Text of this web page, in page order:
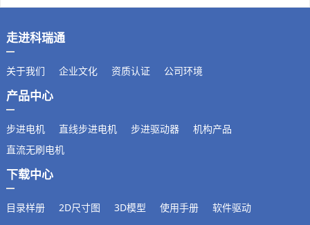
走进科瑞通
关于我们 企业文化 资质认证 公司环境
产品中心
步进电机 直线步进电机 步进驱动器
机构产品
直流无刷电机
下载中心
目录样册 2D尺寸图 3D模型 使用手册 软件驱动